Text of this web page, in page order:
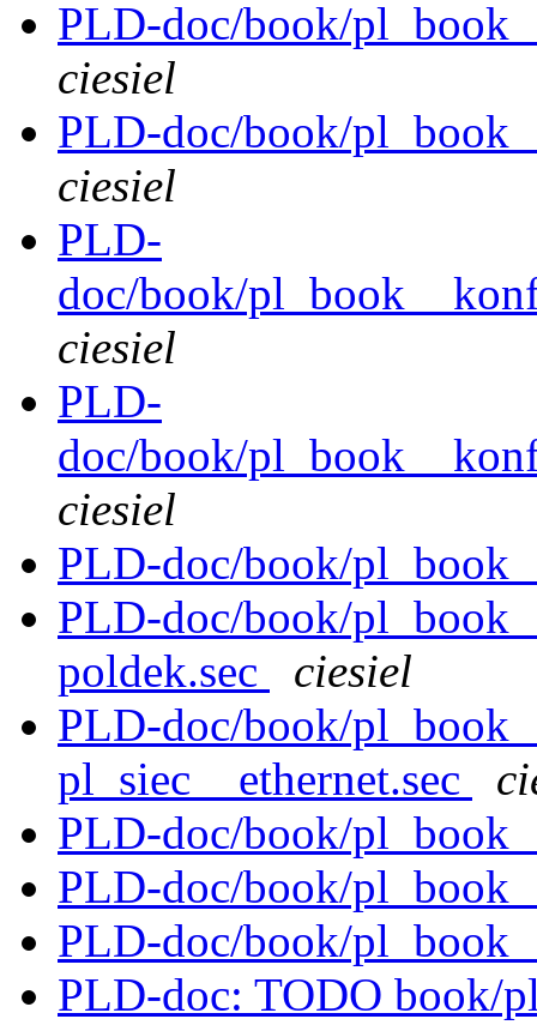
PLD-doc/book/
ciesiel
PLD-doc/book/
ciesiel
PLD-
doc/book/
ciesiel
PLD-
doc/book/
ciesiel
PLD-doc/book/
PLD-doc/book/
poldek.sec
ciesiel
PLD-doc/book/
pl_siec__ethernet.sec
PLD-doc/book/
PLD-doc/book/
PLD-doc/book/
PLD-doc: TODO book/